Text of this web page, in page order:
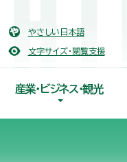
やさしい日本語
文字サイズ・閲覧支援
産業・ビジネス・観光